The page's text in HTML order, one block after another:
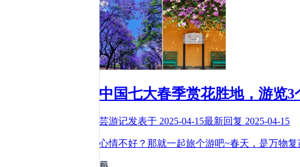
中国七大春季赏花胜地，游览
芸游记发表于 2025-04-15最新回复 2025-04-15
心情不好？那就一起旅个游吧~春天，是万物